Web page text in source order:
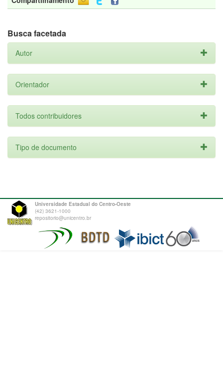
Busca facetada
Autor
Orientador
Todos contribuidores
Tipo de documento
Universidade Estadual do Centro-Oeste
(42) 3621-1000
repositorio@unicentro.br